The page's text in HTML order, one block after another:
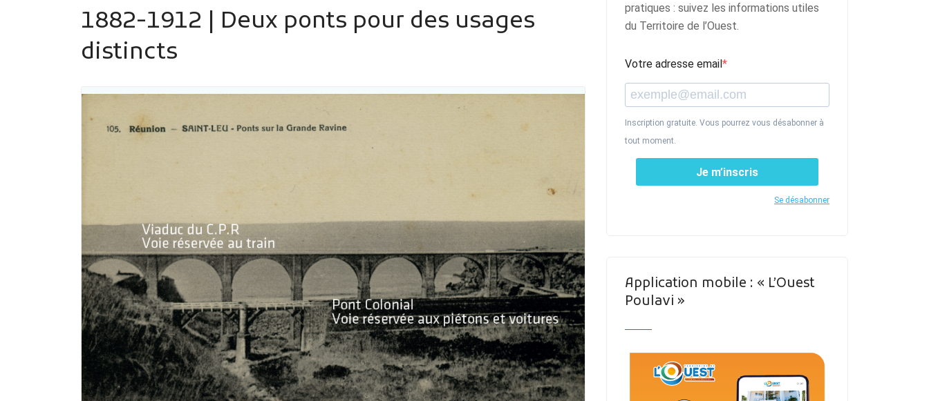
1882-1912 | Deux ponts pour des usages
distincts
pratiques : suivez les informations utiles
du Territoire de l’Ouest.
Votre adresse email
Inscription gratuite. Vous pourrez vous désabonner à
tout moment.
Je m’inscris
Se désabonner
Application mobile : « L’Ouest
Poulavi »